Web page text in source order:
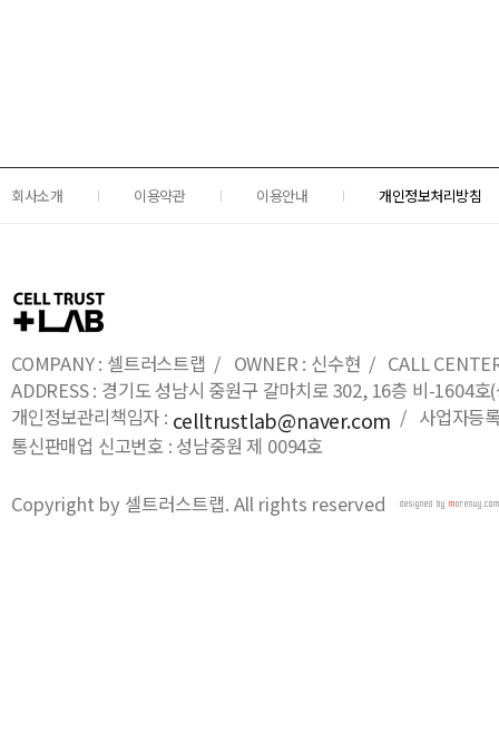
회사소개 이용약관 이용안내 개인정보처리방침
COMPANY : 셀트러스트랩 / OWNER : 신수현 / CALL
ADDRESS : 경기도 성남시 중원구 갈마치로 302, 16층 비-1604
개인정보관리책임자 : celltrustlab@naver.com / 사업자등
통신판매업 신고번호 : 성남중원 제 0094호
Copyright by 셀트러스트랩. All rights reserved